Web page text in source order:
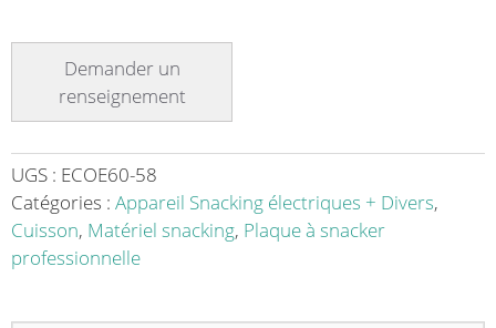
à
snacker
électrique
série
ECO
UGS : ECOE60-58
Catégories : Appareil Snacking électriques + Divers,
Cuisson, Matériel snacking, Plaque à snacker
professionnelle